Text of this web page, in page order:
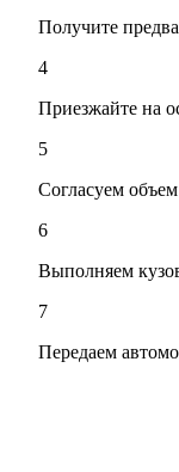
Получите
4
Приезжайте на
5
Согласуем
6
Выполняем
7
Передаем